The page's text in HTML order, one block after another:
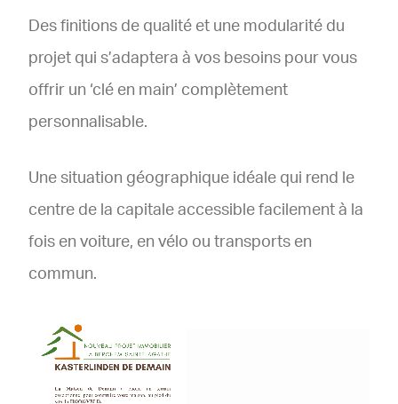
Des finitions de qualité et une modularité du
projet qui s’adaptera à vos besoins pour vous
offrir un ‘clé en main’ complètement
personnalisable.
Une situation géographique idéale qui rend le
centre de la capitale accessible facilement à la
fois en voiture, en vélo ou transports en
commun.